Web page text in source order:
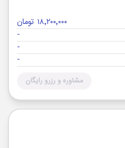
۱۸٬۲۰۰٬۰۰۰ تومان
-
-
-
مشاوره و رزرو رایگان